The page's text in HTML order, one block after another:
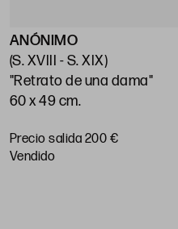
ANÓNIMO
(S. XVIII - S. XIX)
"Retrato de una dama"
60 x 49 cm.
Precio salida 200 €
vendido